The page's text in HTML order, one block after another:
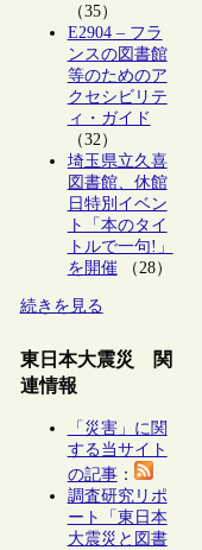
（35）
E2904 – フラ
ンスの図書館
等のためのア
クセシビリテ
ィ・ガイド
（32）
埼玉県立久喜
図書館、休館
日特別イベン
ト「本のタイ
トルで一句!」
を開催（28）
続きを見る
東日本大震災 関
連情報
「災害」に関
する当サイト
の記事：
調査研究リポ
ート「東日本
大震災と図書